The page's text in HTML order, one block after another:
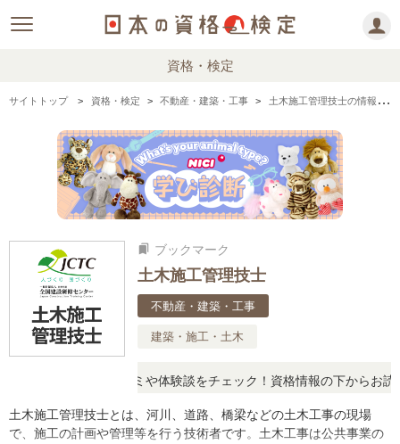
資格・検定
サイトトップ 資格・検定 不動産・建築・工事 土木施工管理技士の情報まとめ
bookmarks ブックマーク
土木施工管理技士
不動産・建築・工事
建築・施工・土木
、リアルな口コミや体験談をチェック！資格情報の下からお読み
土木施工管理技士とは、河川、道路、橋梁などの土木工事の現場
で、施工の計画や管理等を行う技術者です。土木工事は公共事業の